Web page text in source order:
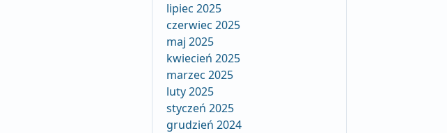
lipiec 2025
czerwiec 2025
maj 2025
kwiecień 2025
marzec 2025
luty 2025
styczeń 2025
grudzień 2024